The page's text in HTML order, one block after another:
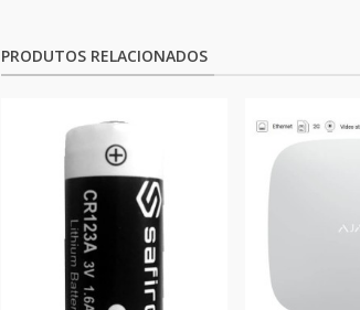
PRODUTOS RELACIONADOS